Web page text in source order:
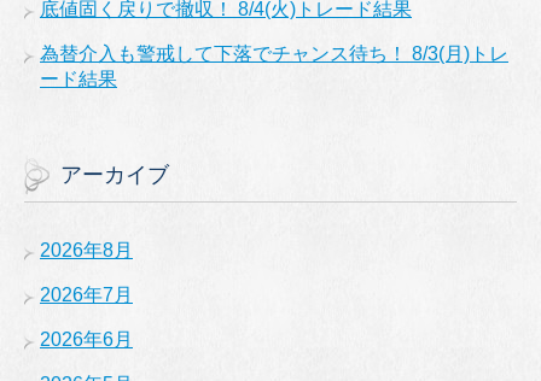
底値固く戻りで撤収！ 8/4(火)トレード結果
為替介入も警戒して下落でチャンス待ち！ 8/3(月)トレ
ード結果
アーカイブ
2026年8月
2026年7月
2026年6月